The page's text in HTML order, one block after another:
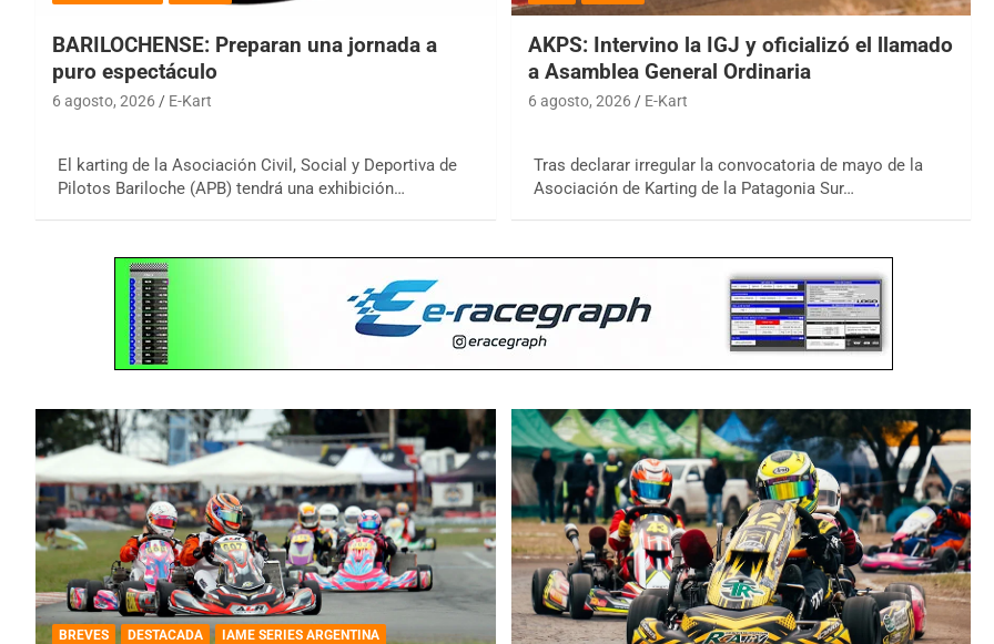
BARILOCHENSE: Preparan una jornada a
puro espectáculo
6 agosto, 2026 E-Kart
El karting de la Asociación Civil, Social y Deportiva de
Pilotos Bariloche (APB) tendrá una exhibición…
AKPS: Intervino la IGJ y oficializó el llamado
a Asamblea General Ordinaria
6 agosto, 2026 E-Kart
Tras declarar irregular la convocatoria de mayo de la
Asociación de Karting de la Patagonia Sur…
BREVES DESTACADA
IAME SERIES ARGENTINA